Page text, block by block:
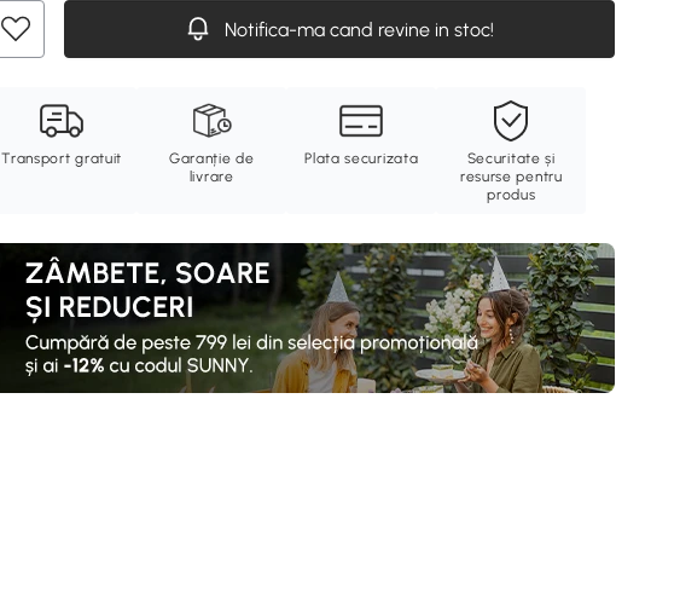
Notifica-ma cand revine in stoc!
Transport gratuit
Garanție de
livrare
Plata securizata
Securitate și
resurse pentru
produs